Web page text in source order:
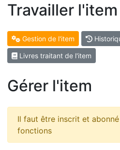
Travailler l'item
Gestion de l'item
Livres traitant de l'item
Gérer l'item
Il faut être inscrit et
fonctions